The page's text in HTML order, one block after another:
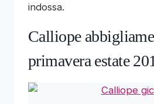
indossa.
Calliope
primavera estate